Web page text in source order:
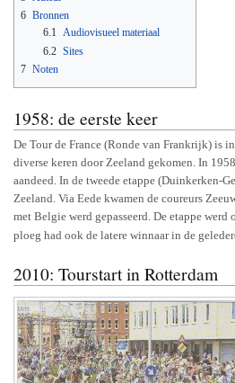
6 Bronnen
6.1 Audiovisueel materiaal
6.2 Sites
7 Noten
1958: de eerste keer
De Tour de France (Ronde van Frankrijk) is
diverse keren door Zeeland gekomen. In
aandeed. In de tweede etappe (Duinkerken-
Zeeland. Via Eede kwamen de coureurs
met Belgie werd gepasseerd. De etappe
ploeg had ook de latere winnaar in de
2010: Tourstart in Rotterdam